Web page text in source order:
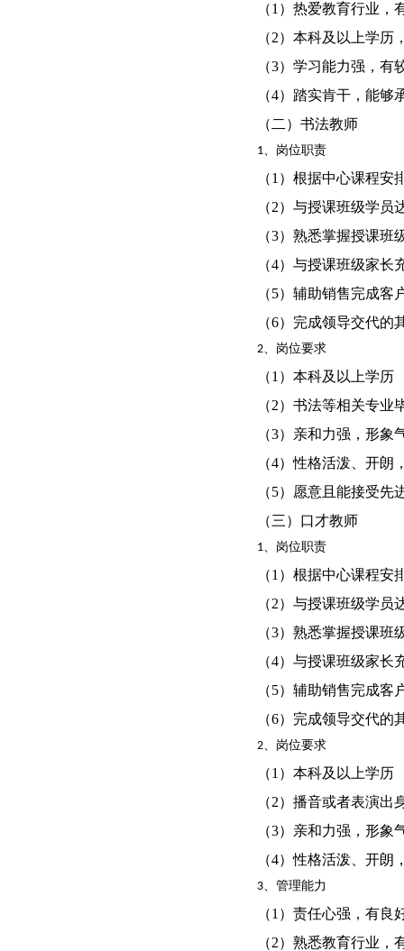
（1）热爱教育行业，
（2）本科及以上学
（3）学习能力强，有
（4）踏实肯干，能
（二）书法教师
1、岗位职责
（1）根据中心课程
（2）与授课班级学
（3）熟悉掌握授课
（4）与授课班级家
（5）辅助销售完成
（6）完成领导交代的
2、岗位要求
（1）本科及以上学历
（2）书法等相关专
（3）亲和力强，形
（4）性格活泼、开
（5）愿意且能接受
（三）口才教师
1、岗位职责
（1）根据中心课程
（2）与授课班级学
（3）熟悉掌握授课
（4）与授课班级家
（5）辅助销售完成
（6）完成领导交代的
2、岗位要求
（1）本科及以上学历
（2）播音或者表演
（3）亲和力强，形
（4）性格活泼、开
3、管理能力
（1）责任心强，有
（2）熟悉教育行业